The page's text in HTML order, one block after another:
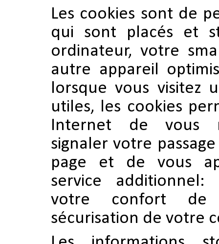
Les cookies sont de
qui sont placés et
ordinateur, votre
autre appareil
lorsque vous visitez
utiles, les cookies
Internet de vous
signaler votre
page et de vous
service additionnel:
votre confort de
sécurisation de votre